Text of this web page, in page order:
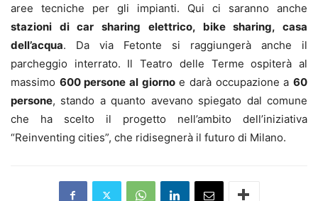
aree tecniche per gli impianti. Qui ci saranno anche
stazioni di car sharing elettrico, bike sharing, casa
dell’acqua. Da via Fetonte si raggiungerà anche il
parcheggio interrato. Il Teatro delle Terme ospiterà al
massimo 600 persone al giornoe darà occupazione a60
persone, stando a quanto avevano spiegato dal comune
che ha scelto il progetto nell’ambito dell’iniziativa
“Reinventing cities”, che ridisegnerà il futuro di Milano.